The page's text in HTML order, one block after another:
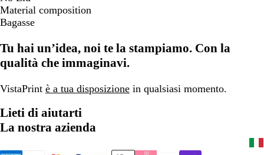
Material composition
Bagasse
Tu hai un’idea, noi te la stampiamo. Con la
qualità che immaginavi.
VistaPrint è a tua disposizione in qualsiasi momento.
Lieti di aiutarti
La nostra azienda